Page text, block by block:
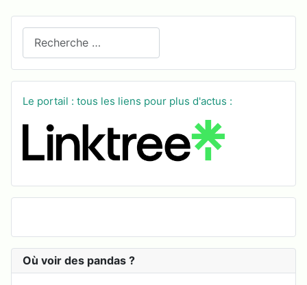
Le portail : tous les liens pour plus d'actus :
Où voir des pandas ?